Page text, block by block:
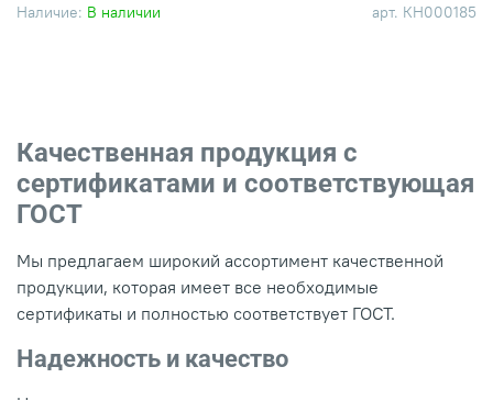
арт. КН000185
Наличие: В наличии
Качественная продукция с
сертификатами и соответствующая
ГОСТ
Мы предлагаем широкий ассортимент качественной
продукции, которая имеет все необходимые
сертификаты и полностью соответствует ГОСТ.
Надежность и качество